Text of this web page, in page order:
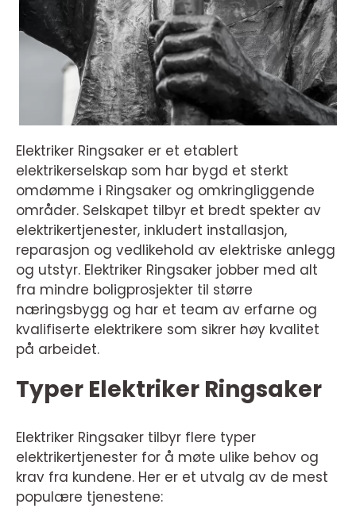
Elektriker Ringsaker er et etablert
elektrikerselskap som har bygd et sterkt
omdømme i Ringsaker og omkringliggende
områder. Selskapet tilbyr et bredt spekter av
elektrikertjenester, inkludert installasjon,
reparasjon og vedlikehold av elektriske anlegg
og utstyr. Elektriker Ringsaker jobber med alt
fra mindre boligprosjekter til større
næringsbygg og har et team av erfarne og
kvalifiserte elektrikere som sikrer høy kvalitet
på arbeidet.
Typer Elektriker Ringsaker
Elektriker Ringsaker tilbyr flere typer
elektrikertjenester for å møte ulike behov og
krav fra kundene. Her er et utvalg av de mest
populære tjenestene: